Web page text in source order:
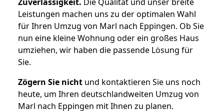
Leistungen machen uns zu der optimalen Wahl
für Ihren Umzug von Marl nach Eppingen. Ob Sie
nun eine kleine Wohnung oder ein großes Haus
umziehen, wir haben die passende Lösung für
Sie.
Zögern Sie nicht und kontaktieren Sie uns noch
heute, um Ihren deutschlandweiten Umzug von
Marl nach Eppingen mit Ihnen zu planen.